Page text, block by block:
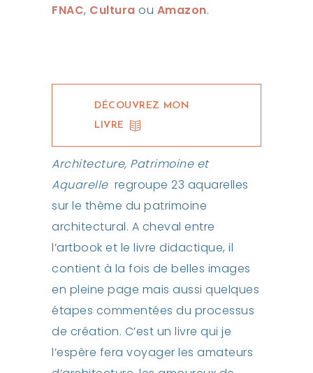
FNAC, Cultura ou Amazon.
DÉCOUVREZ MON
LIVRE
Architecture, Patrimoine et
Aquarelleregroupe 23 aquarelles
sur le thème du patrimoine
architectural. A cheval entre
l’artbook et le livre didactique, il
contient à la fois de belles images
en pleine page mais aussi quelques
étapes commentées du processus
de création. C’est un livre qui je
l’espère fera voyager les amateurs